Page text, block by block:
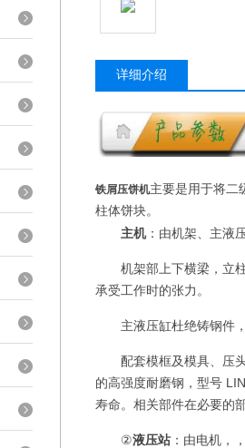
详细介绍
铁屑压饼机主要是用于将二
柱体饼块。
主机：由机架、主液
机架部上下横梁，立
承受工作时的张力。
主液压缸杜绝铸钢件
配套模框及模具、压
的高强度耐磨钢，型号
寿命。相关部件在必要的
②液压站 ：由电机，